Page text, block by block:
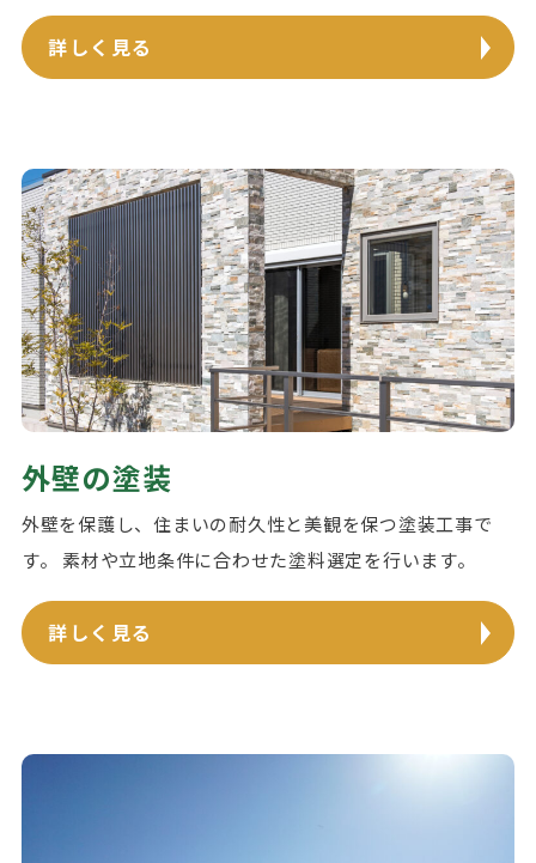
詳しく見る
外壁の塗装
外壁を保護し、住まいの耐久性と美観を保つ塗装工事で
す。 素材や立地条件に合わせた塗料選定を行います。
詳しく見る